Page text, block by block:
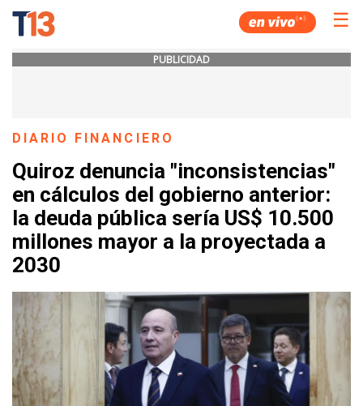
☰
PUBLICIDAD
DIARIO FINANCIERO
Quiroz denuncia "inconsistencias"
en cálculos del gobierno anterior:
la deuda pública sería US$ 10.500
millones mayor a la proyectada a
2030